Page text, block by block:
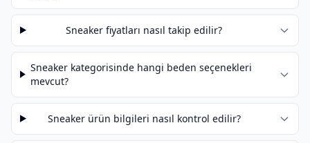
Sneaker fiyatları nasıl takip edilir?
Sneaker kategorisinde hangi beden seçenekleri
mevcut?
Sneaker ürün bilgileri nasıl kontrol edilir?